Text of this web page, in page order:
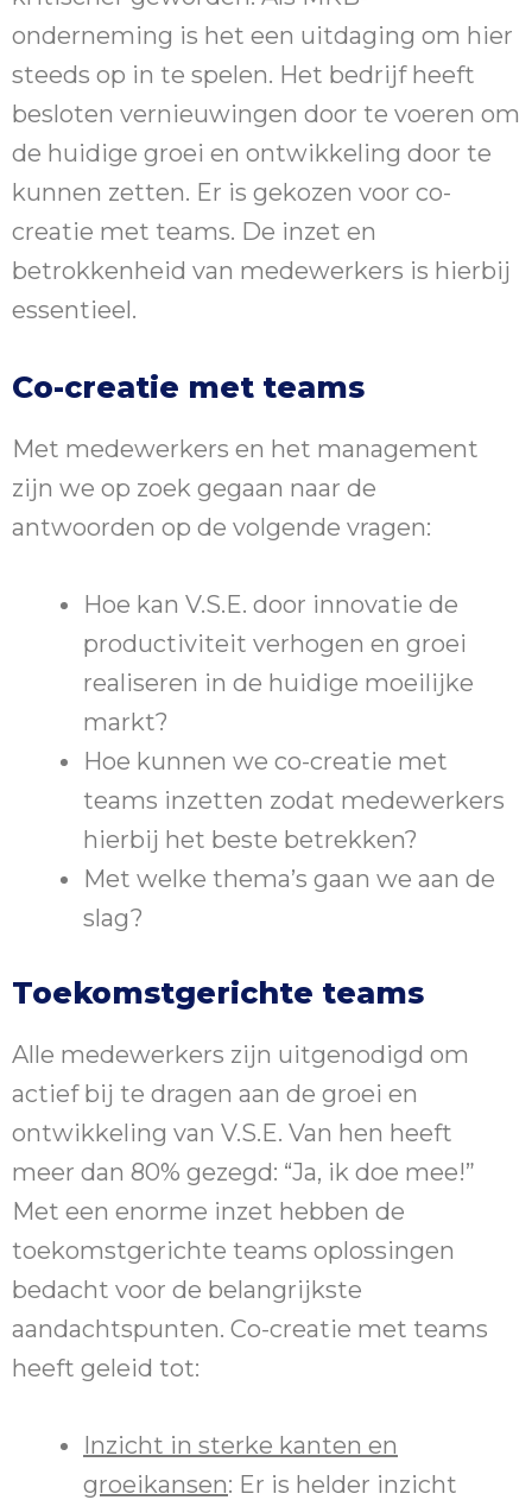
onderneming is het een uitdaging om hier
steeds op in te spelen. Het bedrijf heeft
besloten vernieuwingen door te voeren om
de huidige groei en ontwikkeling door te
kunnen zetten. Er is gekozen voor co-
creatie met teams. De inzet en
betrokkenheid van medewerkers is hierbij
essentieel.
Co-creatie met teams
Met medewerkers en het management
zijn we op zoek gegaan naar de
antwoorden op de volgende vragen:
Hoe kan V.S.E. door innovatie de
productiviteit verhogen en groei
realiseren in de huidige moeilijke
markt?
Hoe kunnen we co-creatie met
teams inzetten zodat medewerkers
hierbij het beste betrekken?
Met welke thema’s gaan we aan de
slag?
Toekomstgerichte teams
Alle medewerkers zijn uitgenodigd om
actief bij te dragen aan de groei en
ontwikkeling van V.S.E. Van hen heeft
meer dan 80% gezegd: “Ja, ik doe mee!”
Met een enorme inzet hebben de
toekomstgerichte teams oplossingen
bedacht voor de belangrijkste
aandachtspunten. Co-creatie met teams
heeft geleid tot:
Inzicht in sterke kanten en
groeikansen: Er is helder inzicht